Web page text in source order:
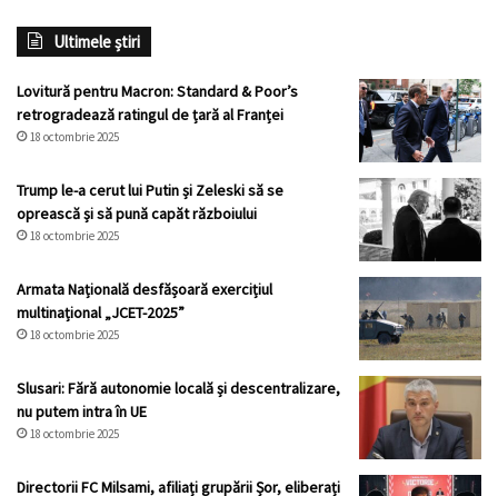
Ultimele știri
Lovitură pentru Macron: Standard & Poor’s
retrogradează ratingul de țară al Franței
18 octombrie 2025
Trump le-a cerut lui Putin și Zeleski să se
oprească și să pună capăt războiului
18 octombrie 2025
Armata Națională desfășoară exercițiul
multinațional „JCET-2025”
18 octombrie 2025
Slusari: Fără autonomie locală și descentralizare,
nu putem intra în UE
18 octombrie 2025
Directorii FC Milsami, afiliați grupării Șor, eliberați